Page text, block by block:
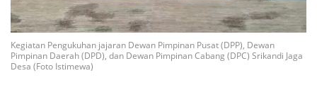
Kegiatan Pengukuhan jajaran Dewan Pimpinan Pusat (DPP), Dewan
Pimpinan Daerah (DPD), dan Dewan Pimpinan Cabang (DPC) Srikandi Jaga
Desa (Foto Istimewa)